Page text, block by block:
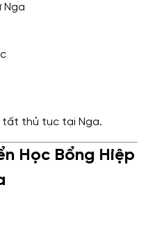
Nga
tất thủ tục tại Nga.
Học Bổng Hiệp